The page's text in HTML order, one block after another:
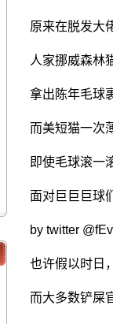
原来在脱发大
人家挪威森林
拿出陈年毛球
而美短猫一次
即使毛球滚一
面对巨巨巨球
by twitter
也许假以时日
而大多数铲屎